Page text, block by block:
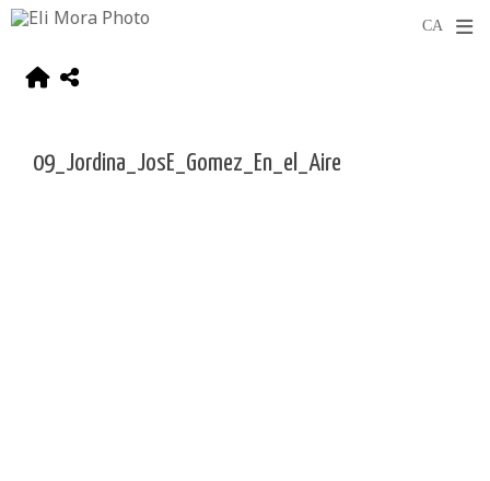
09_Jordina_JosE_Gomez_En_el_Aire